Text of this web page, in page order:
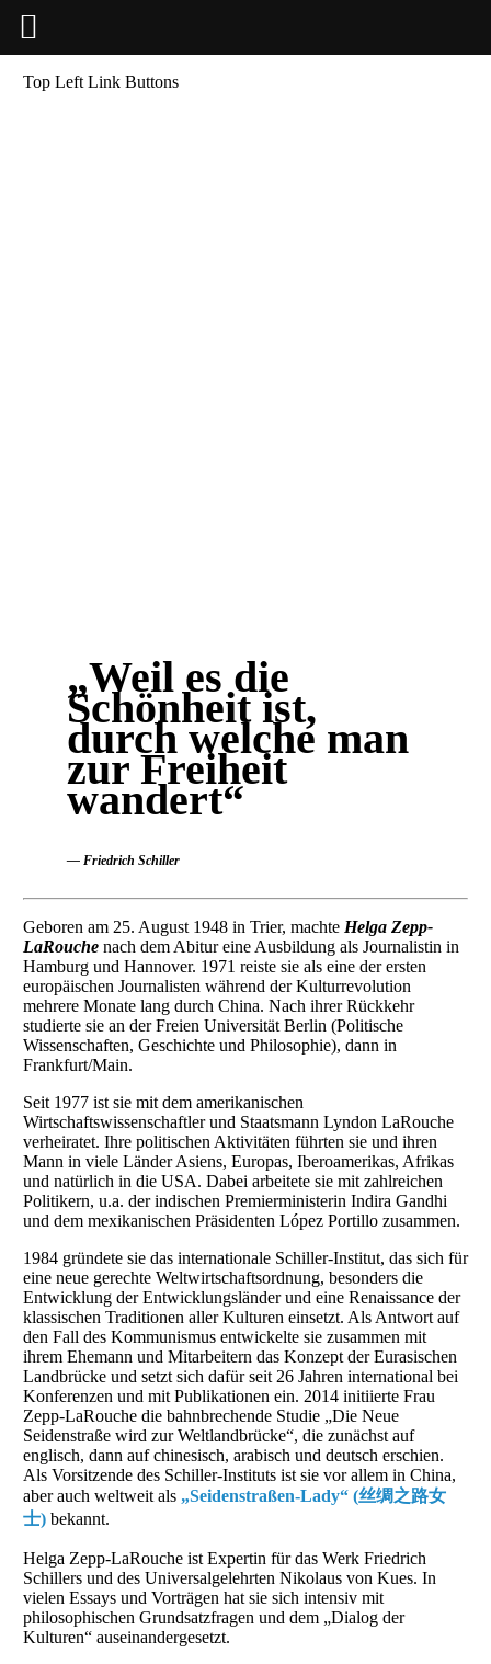
Top Left Link Buttons
„Weil es die
Schönheit ist,
durch welche man
zur Freiheit
wandert“
— Friedrich Schiller
Geboren am 25. August 1948 in Trier, machte Helga Zepp-
LaRouchenach dem Abitur eine Ausbildung als Journalistin in
Hamburg und Hannover. 1971 reiste sie als eine der ersten
europäischen Journalisten während der Kulturrevolution
mehrere Monate lang durch China. Nach ihrer Rückkehr
studierte sie an der Freien Universität Berlin (Politische
Wissenschaften, Geschichte und Philosophie), dann in
Frankfurt/Main.
Seit 1977 ist sie mit dem amerikanischen
Wirtschaftswissenschaftler und Staatsmann Lyndon LaRouche
verheiratet. Ihre politischen Aktivitäten führten sie und ihren
Mann in viele Länder Asiens, Europas, Iberoamerikas, Afrikas
und natürlich in die USA. Dabei arbeitete sie mit zahlreichen
Politikern, u.a. der indischen Premierministerin Indira Gandhi
und dem mexikanischen Präsidenten López Portillo zusammen.
1984 gründete sie das internationale Schiller-Institut, das sich für
eine neue gerechte Weltwirtschaftsordnung, besonders die
Entwicklung der Entwicklungsländer und eine Renaissance der
klassischen Traditionen aller Kulturen einsetzt. Als Antwort auf
den Fall des Kommunismus entwickelte sie zusammen mit
ihrem Ehemann und Mitarbeitern das Konzept der Eurasischen
Landbrücke und setzt sich dafür seit 26 Jahren international bei
Konferenzen und mit Publikationen ein. 2014 initiierte Frau
Zepp-LaRouche die bahnbrechende Studie „Die Neue
Seidenstraße wird zur Weltlandbrücke“, die zunächst auf
englisch, dann auf chinesisch, arabisch und deutsch erschien.
Als Vorsitzende des Schiller-Instituts ist sie vor allem in China,
aber auch weltweit als „Seidenstraßen-Lady“ (丝绸之路女
士) bekannt.
Helga Zepp-LaRouche ist Expertin für das Werk Friedrich
Schillers und des Universalgelehrten Nikolaus von Kues. In
vielen Essays und Vorträgen hat sie sich intensiv mit
philosophischen Grundsatzfragen und dem „Dialog der
Kulturen“ auseinandergesetzt.